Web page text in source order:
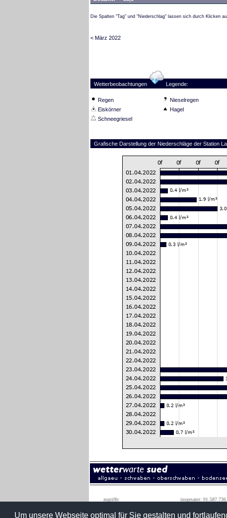
Um unsere Webseite optimal für Sie gestalten und
Die Spalten "Tag" und "Niederschlag" lassen sich durch Klicken
< März 2022
Wetterbeobachtungen Legende:
Regen Nieselregen
Eiskörner
Hagel
Schneegriesel
Grafische Darstellung der Niederschläge der Station
zugriffe: insgesamt: 91.587.736